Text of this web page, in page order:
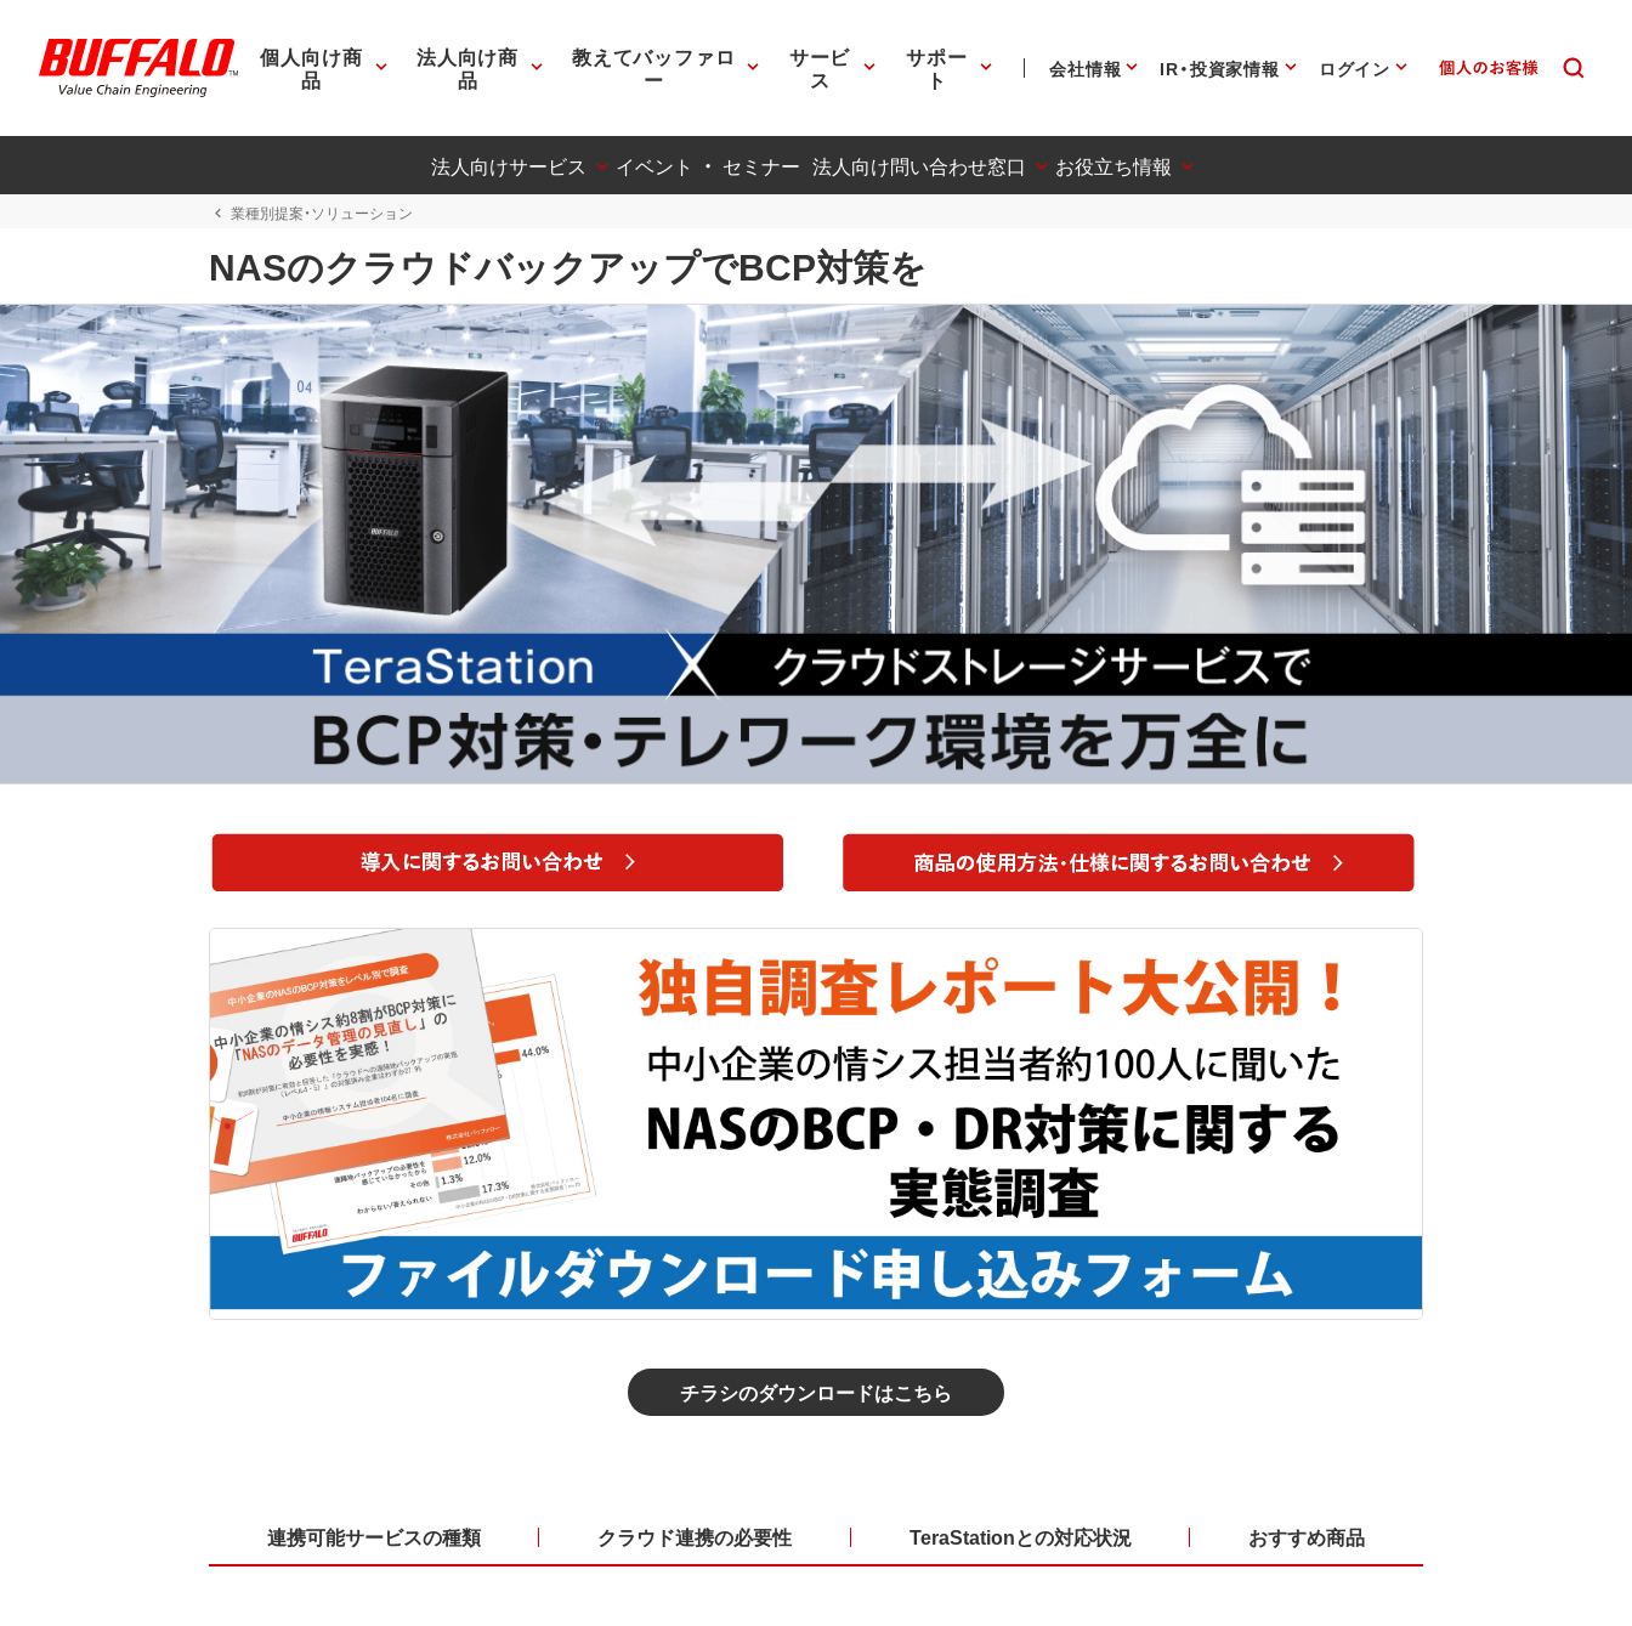
個人向け商
品
法人向け商
品
教えてバッファロ
ー
サービ
ス
サポー
ト 会社情報 IR・投資家情報 ログイン
法人向けサービス イベント ・ セミナー 法人向け問い合わせ窓口 お役立ち情報
業種別提案・ソリューション
NASのクラウドバックアップでBCP対策を
チラシのダウンロードはこちら
連携可能サービスの種類 クラウド連携の必要性 TeraStationとの対応状況 おすすめ商品